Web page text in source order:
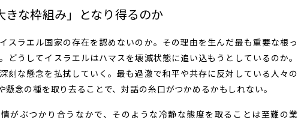
きな枠組み」となり得るのか
スラエル国家の存在を認めないのか。その理由を生んだ最も重要な根っ
どうしてイスラエルはハマスを壊滅状態に追い込もうとしているのか。
刻な懸念を払拭していく。最も過激で和平や共存に反対している人々の
懸念の種を取り去ることで、対話の糸口がつかめるかもしれない。
がぶつかり合うなかで、そのような冷静な態度を取ることは至難の業